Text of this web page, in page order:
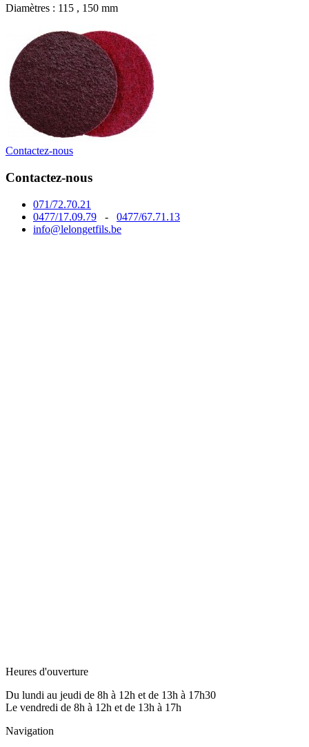
Diamètres : 115 , 150 mm
Contactez-nous
Contactez-nous
071/72.70.21
0477/17.09.79 - 0477/67.71.13
info@lelongetfils.be
Heures d'ouverture
Du lundi au jeudi de 8h à 12h et de 13h à 17h30
Le vendredi de 8h à 12h et de 13h à 17h
Navigation